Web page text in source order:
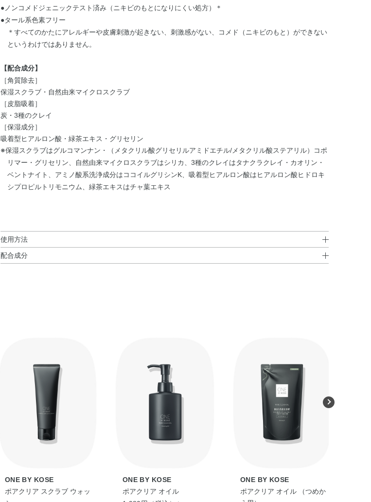
●ノンコメドジェニックテスト済み（ニキビのもとになりにくい処方）
＊
●タール系色素フリー
＊すべてのかたにアレルギーや皮膚刺激が起きない、刺激感がない、コメド（ニキビのもと）ができない
というわけではありません。
【配合成分】
［角質除去］
保湿スクラブ・自然由来マイクロスクラブ
［皮脂吸着］
炭・3種のクレイ
［保湿成分］
吸着型ヒアルロン酸・緑茶エキス・グリセリン
※保湿スクラブはグルコマンナン・（メタクリル酸グリセリルアミドエチル/メタクリル酸ステアリル）コポ
リマー・グリセリン、自然由来マイクロスクラブはシリカ、3種のクレイはタナクラクレイ・カオリン・
ベントナイト、アミノ酸系洗浄成分はココイルグリシンK、吸着型ヒアルロン酸はヒアルロン酸ヒドロキ
シプロピルトリモニウム、緑茶エキスはチャ葉エキス
使用方法
使用方法
＜ポアクリア スクラブ ウォッシュ＞
●毎日お使いいただけます。
●手と顔をぬらしてから、手のひらに2cmくらいの量をとり、少量の水かぬるま湯で泡立ててから洗顔し、
充分にすすいでください。
Q.『 ワンバイコーセー』の商品を複数品併用する場合、どのような使用順番になりますか？
A. 商品の使用順は こちら >>
配合成分
◆ポアクリア スクラブ ウォッシュ
水・ミリスチン酸・グリセリン・ステアリン酸・水酸化K・ラウリン酸・ココイルグリシンK・PEG－32・
PEG－6・ラウレス－7・グルコマンナン・チャ葉エキス・ヒアルロン酸ヒドロキシプロピルトリモニウム・
マルチトール・BG・EDTA－2Na・PPG－2コカミド・（メタクリル酸グリセリルアミドエチル／メタクリ
ル酸ステアリル）コポリマー・エタノール・カオリン・シリカ・ステアリン酸グリセリル・タナクラクレ
イ・トリラウレス－4リン酸・ベントナイト・ポリクオタニウム－39・ポリクオタニウム－7・ポリソルベ
ート80・合成フルオロフロゴパイト・炭・フェノキシエタノール・安息香酸Na・香料・酸化鉄
ONE BY KOSE
ポアクリア スクラブ ウォッ
ONE BY KOSE
ポアクリア オイル
ONE BY KOSE
ポアクリア オイル （つめか